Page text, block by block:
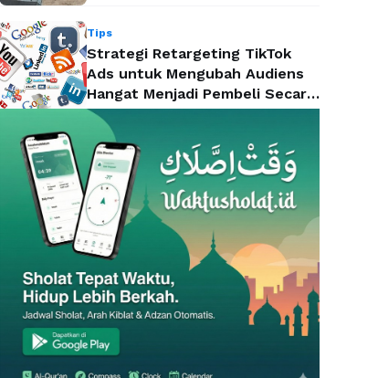
Tips
Strategi Retargeting TikTok
Ads untuk Mengubah Audiens
Hangat Menjadi Pembeli Secara
Efektif